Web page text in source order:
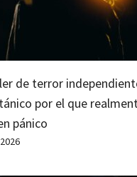
de terror
por el que
pánico